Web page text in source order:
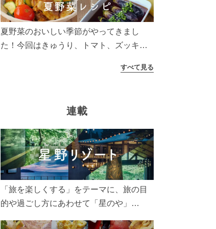
夏野菜のおいしい季節がやってきまし
た！今回はきゅうり、トマト、ズッキー
太陽の光をたっぷりあびた夏野菜は栄養
すべて見る
連載
「旅を楽しくする」をテーマに、旅の目
的や過ごし方にあわせて「星のや」